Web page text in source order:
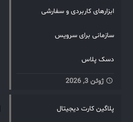
ابزارهای کاربردی و سفارشی
سازمانی برای سرویس
دسک پلاس
ژوئن 3, 2026
پلاگین کارت دیجیتال